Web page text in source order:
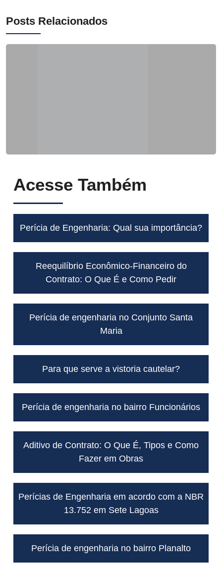
Posts Relacionados
Acesse Também
Perícia de Engenharia: Qual sua importância?
Reequilíbrio Econômico-Financeiro do
Contrato: O Que É e Como Pedir
Perícia de engenharia no Conjunto Santa
Maria
Para que serve a vistoria cautelar?
Perícia de engenharia no bairro Funcionários
Aditivo de Contrato: O Que É, Tipos e Como
Fazer em Obras
Perícias de Engenharia em acordo com a NBR
13.752 em Sete Lagoas
Perícia de engenharia no bairro Planalto